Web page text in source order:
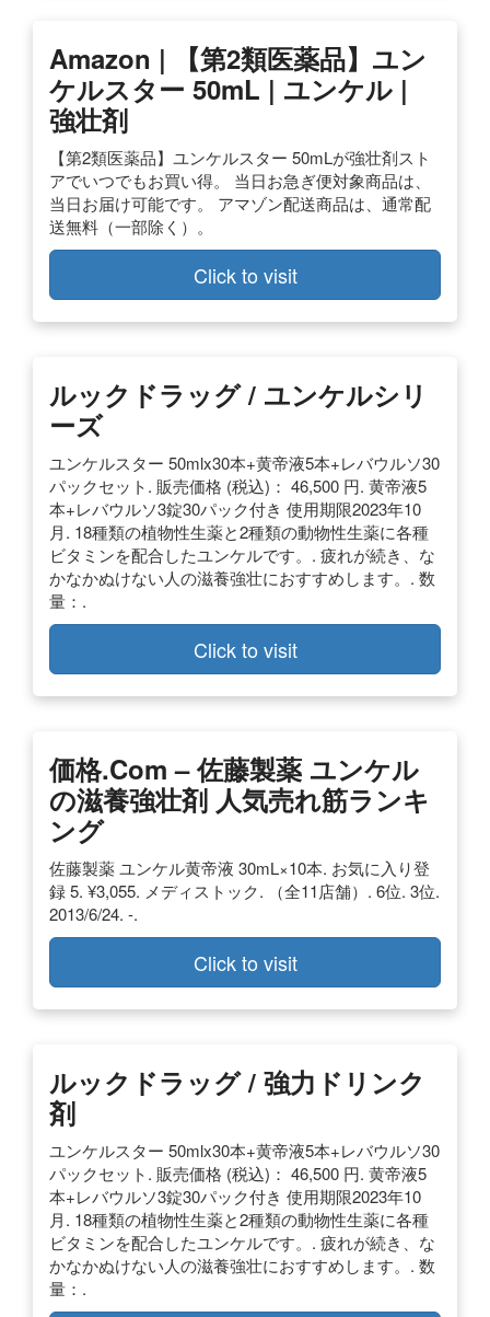
Amazon | 【第2類医薬品】ユン
ケルスター 50mL | ユンケル |
強壮剤
【第2類医薬品】ユンケルスター 50mLが強壮剤スト
アでいつでもお買い得。 当日お急ぎ便対象商品は、
当日お届け可能です。 アマゾン配送商品は、通常配
送無料（一部除く）。
Click to visit
ルックドラッグ / ユンケルシリ
ーズ
ユンケルスター 50mlx30本+黄帝液5本+レバウルソ30
パックセット. 販売価格 (税込)： 46,500 円. 黄帝液5
本+レバウルソ3錠30パック付き 使用期限2023年10
月. 18種類の植物性生薬と2種類の動物性生薬に各種
ビタミンを配合したユンケルです。. 疲れが続き、な
かなかぬけない人の滋養強壮におすすめします。. 数
量：.
Click to visit
価格.com – 佐藤製薬 ユンケル
の滋養強壮剤 人気売れ筋ランキ
ング
佐藤製薬 ユンケル黄帝液 30mL×10本. お気に入り登
録 5. ¥3,055. メディストック. （全11店舗）. 6位. 3位.
2013/6/24. -.
Click to visit
ルックドラッグ / 強力ドリンク
剤
ユンケルスター 50mlx30本+黄帝液5本+レバウルソ30
パックセット. 販売価格 (税込)： 46,500 円. 黄帝液5
本+レバウルソ3錠30パック付き 使用期限2023年10
月. 18種類の植物性生薬と2種類の動物性生薬に各種
ビタミンを配合したユンケルです。. 疲れが続き、な
かなかぬけない人の滋養強壮におすすめします。. 数
量：.